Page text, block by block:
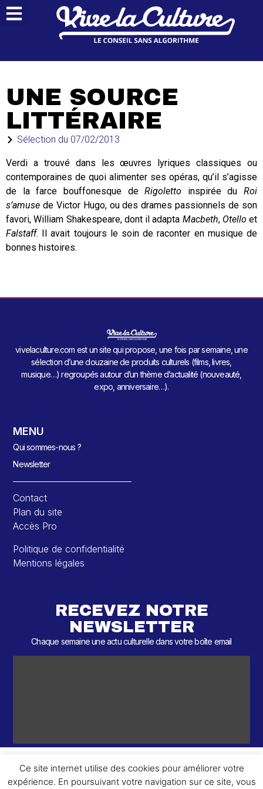
UNE SOURCE
LITTÉRAIRE
Sélection du 07/02/2013
Verdi a trouvé dans les œuvres lyriques classiques ou
contemporaines de quoi alimenter ses opéras, qu’il s’agisse
de la farce bouffonesque deRigoletto inspirée du Roi
s’amuse de Victor Hugo, ou des drames passionnels de son
favori, William Shakespeare, dont il adapta Macbeth, Otello et
Falstaff. Il avait toujours le soin de raconter en musique de
bonnes histoires.
vivelaculture.com est un site qui propose, une fois par semaine, une
sélection d’une douzaine de produits culturels (films, livres,
musique…) regroupés autour d’un thème d’actualité (nouveauté,
expo, anniversaire…).
MENU
Qui sommes-nous ?
Newsletter
Contact
Plan du site
Accès Pro
Politique de confidentialité
Mentions légales
RECEVEZ NOTRE
NEWSLETTER
Chaque semaine une actu culturelle dans votre boîte email
Ce site internet utilise des cookies pour améliorer votre
expérience. En poursuivant votre navigation sur ce site, vous